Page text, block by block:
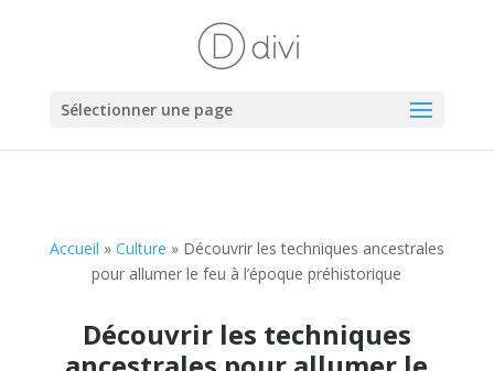
Sélectionner une page
Accueil » Culture » Découvrir les techniques ancestrales
pour allumer le feu à l’époque préhistorique
Découvrir les techniques